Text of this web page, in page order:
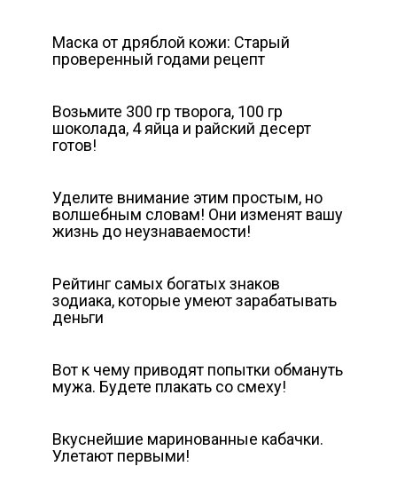
Маска от дряблой кожи: Старый
проверенный годами рецепт
Возьмите 300 гр творога, 100 гр
шоколада, 4 яйца и райский десерт
готов!
Уделите внимание этим простым, но
волшебным словам! Они изменят вашу
жизнь до неузнаваемости!
Рейтинг самых богатых знаков
зодиака, которые умеют зарабатывать
деньги
Вот к чему приводят попытки обмануть
мужа. Будете плакать со смеху!
Вкуснейшие маринованные кабачки.
Улетают первыми!